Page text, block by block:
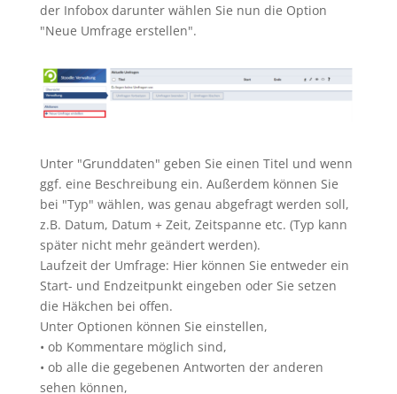
der Infobox darunter wählen Sie nun die Option
"Neue Umfrage erstellen".
Unter "Grunddaten" geben Sie einen Titel und wenn
ggf. eine Beschreibung ein. Außerdem können Sie
bei "Typ" wählen, was genau abgefragt werden soll,
z.B. Datum, Datum + Zeit, Zeitspanne etc. (Typ kann
später nicht mehr geändert werden).
Laufzeit der Umfrage: Hier können Sie entweder ein
Start- und Endzeitpunkt eingeben oder Sie setzen
die Häkchen bei offen.
Unter Optionen können Sie einstellen,
• ob Kommentare möglich sind,
• ob alle die gegebenen Antworten der anderen
sehen können,